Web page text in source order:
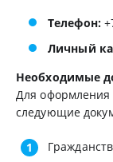
Телефон:
Личный
Необходимые
Для оформления
следующие